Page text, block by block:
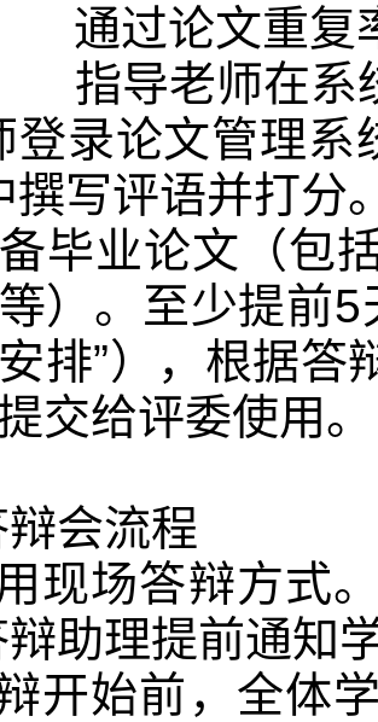
通过论文重复
指导老师在系
登录论文管理系
撰写评语并打分
毕业论文（包
）。至少提前
排”），根据答
交给评委使用。
会流程
现场答辩方式
助理提前通知
开始前，全体